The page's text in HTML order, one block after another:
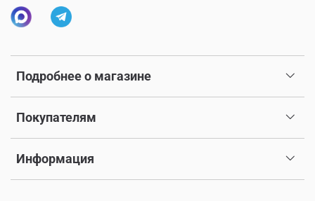
Подробнее о магазине
Покупателям
Информация